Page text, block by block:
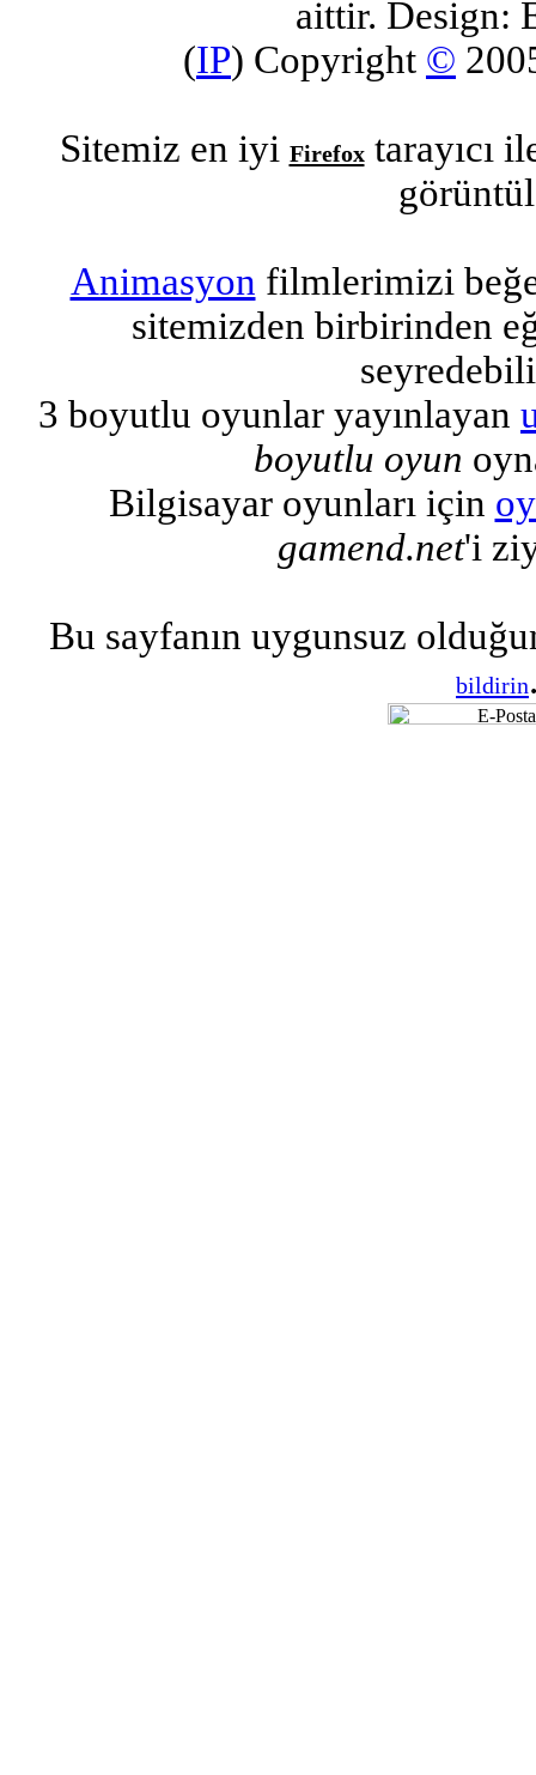
aittir. Design:
(IP) Copyright ©
Sitemiz en iyi Firefoxtarayıcı
Animasyon filmlerimizi
sitemizden birbirinden
3 boyutlu oyunlar yayınlayan
boyutlu oyun
Bilgisayar oyunları için
gamend.net'i
Bu sayfanın uygunsuz
bildirin